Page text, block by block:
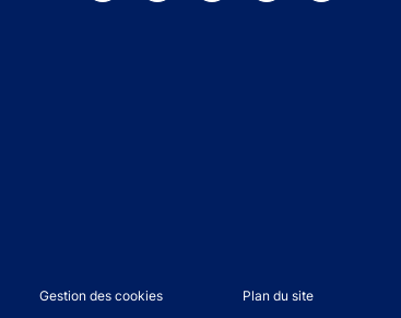
Gestion des cookies Plan du site